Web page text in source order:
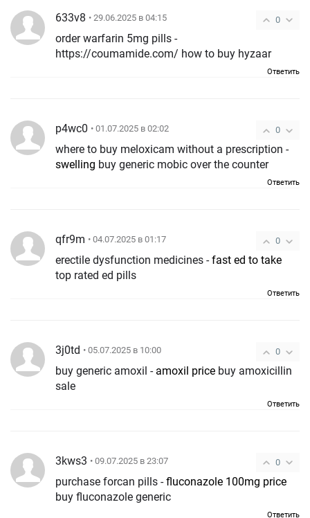
0
633v8 • 29.06.2025 в 04:15
order warfarin 5mg pills -
https://coumamide.com/ how to buy hyzaar
Ответить
0
p4wc0 • 01.07.2025 в 02:02
where to buy meloxicam without a prescription -
swelling buy generic mobic over the counter
Ответить
0
qfr9m • 04.07.2025 в 01:17
erectile dysfunction medicines -fast ed to take
top rated ed pills
Ответить
0
3j0td • 05.07.2025 в 10:00
buy generic amoxil - amoxil price buy amoxicillin
sale
Ответить
0
3kws3 • 09.07.2025 в 23:07
purchase forcan pills -fluconazole 100mg price
buy fluconazole generic
Ответить